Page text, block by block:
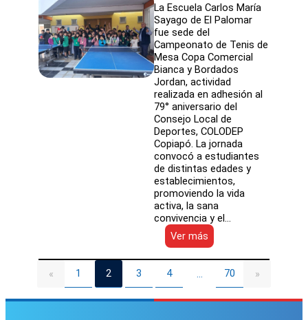
La Escuela Carlos María
Sayago de El Palomar
fue sede del
Campeonato de Tenis de
Mesa Copa Comercial
Bianca y Bordados
Jordan, actividad
realizada en adhesión al
79° aniversario del
Consejo Local de
Deportes, COLODEP
Copiapó. La jornada
convocó a estudiantes
de distintas edades y
establecimientos,
promoviendo la vida
activa, la sana
convivencia y el…
Ver más
Escuela
Carlos
María
Sayago
fortalece
« 1 2 3 4 … 70 »